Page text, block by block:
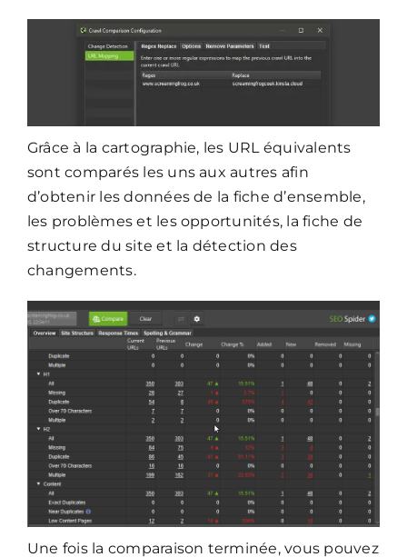
Grâce à la cartographie, les URL équivalents
sont comparés les uns aux autres afin
d’obtenir les données de la fiche d’ensemble,
les problèmes et les opportunités, la fiche de
structure du site et la détection des
changements.
Une fois la comparaison terminée, vous pouvez